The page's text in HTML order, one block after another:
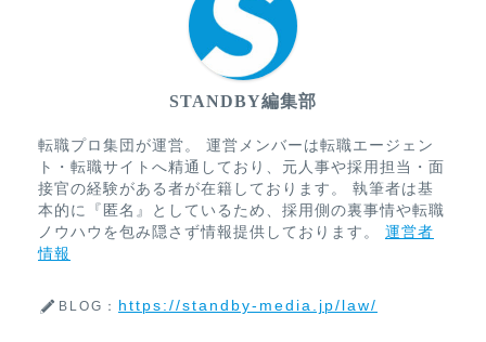
STANDBY編集部
転職プロ集団が運営。 運営メンバーは転職エージェン
ト・転職サイトへ精通しており、元人事や採用担当・面
接官の経験がある者が在籍しております。 執筆者は基
本的に『匿名』としているため、採用側の裏事情や転職
ノウハウを包み隠さず情報提供しております。 運営者
情報
BLOG： https://standby-media.jp/law/